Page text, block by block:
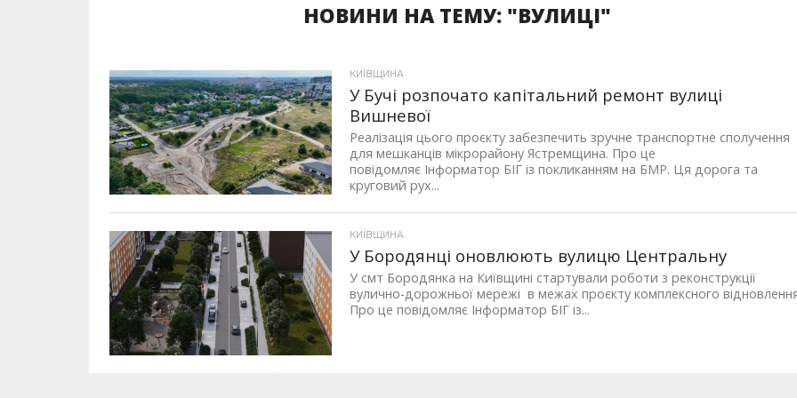
НОВИНИ НА ТЕМУ: "ВУЛИЦІ"
КИЇВЩИНА
У Бучі розпочато капітальний ремонт вулиці
Вишневої
Реалізація цього проєкту забезпечить зручне транспортне сполучення
для мешканців мікрорайону Ястремщина. Про це
повідомляє Інформатор БІГ із покликанням на БМР. Ця дорога та
круговий рух...
КИЇВЩИНА
У Бородянці оновлюють вулицю Центральну
У смт Бородянка на Київщині стартували роботи з реконструкції
вулично-дорожньої мережі в межах проєкту комплексного
Про це повідомляє Інформатор БІГ із...